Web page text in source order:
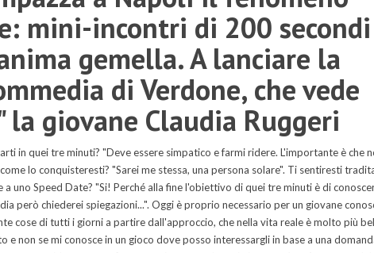
mini-incontri di 200 secondi
gemella. A lanciare la
di Verdone, che vede
giovane Claudia Ruggeri
in quei tre minuti? "Deve essere simpatico e farmi ridere. L'importante è che
lo conquisteresti? "Sarei me stessa, una persona solare". Ti sentiresti
uno Speed Date? "Si! Perché alla fine l'obiettivo di quei tre minuti è di
però chiederei spiegazioni...". Oggi è proprio necessario per un giovane
cose di tutti i giorni a partire dall'approccio, che nella vita reale è molto più
e non se mi conosce in un gioco dove posso interessargli in base a una